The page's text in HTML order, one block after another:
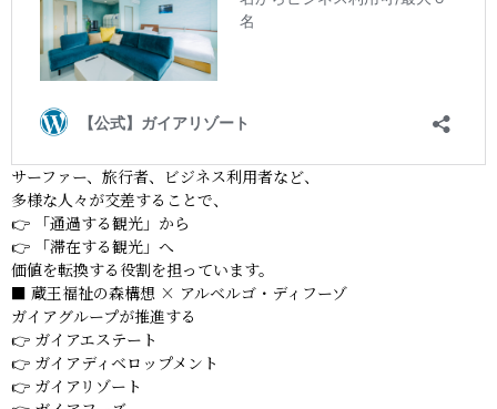
サーファー、旅行者、ビジネス利用者など、
多様な人々が交差することで、
👉 「通過する観光」から
👉 「滞在する観光」へ
価値を転換する役割を担っています。
■ 蔵王福祉の森構想 × アルベルゴ・ディフーゾ
ガイアグループが推進する
👉 ガイアエステート
👉 ガイアディベロップメント
👉 ガイアリゾート